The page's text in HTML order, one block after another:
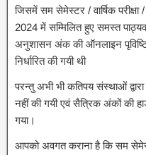
जिसमें सम सेमेस्टर / वार्षिक परीक्षा
2024 में सम्मिलित हुए समस्त
अनुशासन अंक की ऑनलाइन
निर्धारित की गयी थी
परन्तु अभी भी कतिपय संस्थाओं
नहीं की गयी एवं सैत्रिक अंकों की
गया।
आपको अवगत कराना है कि सम